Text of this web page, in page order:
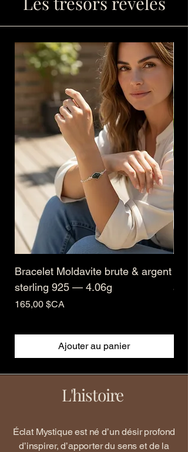
Bracelet Moldavite brute & argent
sterling 925 — 4.06g
Prix
165,00 $CA
Ajouter au panier
L'histoire
Éclat Mystique est né d’un désir profond
d’inspirer, d’apporter du sens et de la